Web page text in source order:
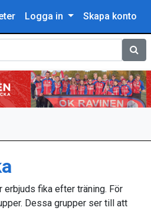
Logga in Skapa konto
Sök
erbjuds fika efter träning. För
Dessa grupper ser till att